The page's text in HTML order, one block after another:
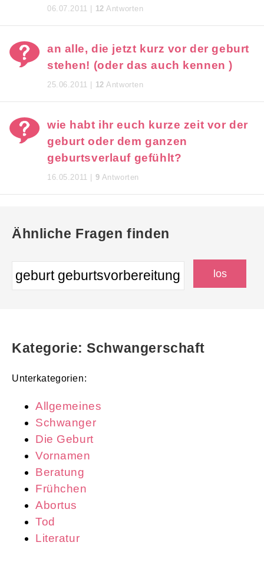
06.07.2011 | 12 Antworten
an alle, die jetzt kurz vor der geburt
stehen! (oder das auch kennen )
25.06.2011 | 12 Antworten
wie habt ihr euch kurze zeit vor der
geburt oder dem ganzen
geburtsverlauf gefühlt?
16.05.2011 | 9 Antworten
Ähnliche Fragen finden
Kategorie: Schwangerschaft
Unterkategorien:
Allgemeines
Schwanger
Die Geburt
Vornamen
Beratung
Frühchen
Abortus
Tod
Literatur